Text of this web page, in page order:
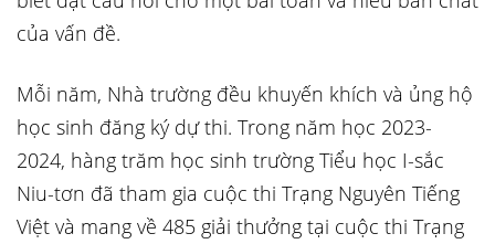
của vấn đề.
Mỗi năm, Nhà trường đều khuyến khích và ủng hộ
học sinh đăng ký dự thi. Trong năm học 2023-
2024, hàng trăm học sinh trường Tiểu học I-sắc
Niu-tơn đã tham gia cuộc thi Trạng Nguyên Tiếng
Việt và mang về 485 giải thưởng tại cuộc thi Trạng